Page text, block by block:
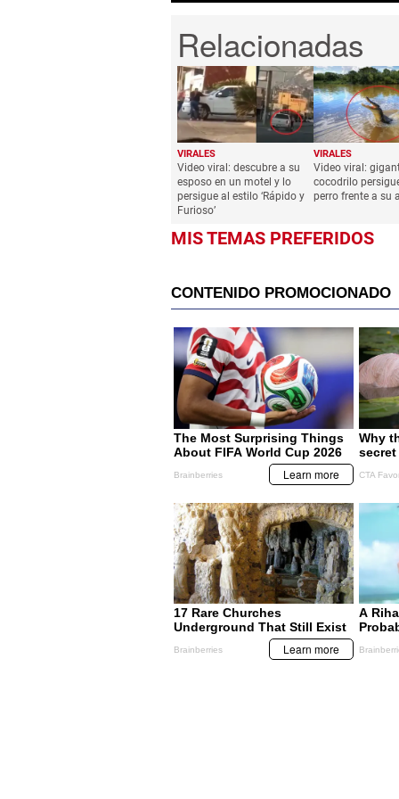
VIRALES
Video viral: descubre a su
esposo en un motel y lo
persigue al estilo ‘Rápido y
Furioso’
VIRALES
Video viral:
cocodrilo
perro frente a su
MIS TEMAS PREFERIDOS